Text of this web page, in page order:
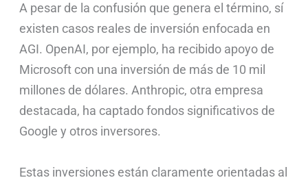
A pesar de la confusión que genera el término, sí
existen casos reales de inversión enfocada en
AGI. OpenAI, por ejemplo, ha recibido apoyo de
Microsoft con una inversión de más de 10 mil
millones de dólares. Anthropic, otra empresa
destacada, ha captado fondos significativos de
Google y otros inversores.
Estas inversiones están claramente orientadas al